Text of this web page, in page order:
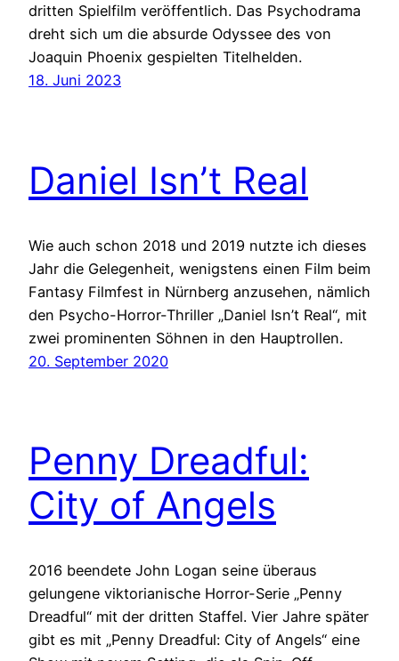
dritten Spielfilm veröffentlich. Das Psychodrama
dreht sich um die absurde Odyssee des von
Joaquin Phoenix gespielten Titelhelden.
18. Juni 2023
Daniel Isn’t Real
Wie auch schon 2018 und 2019 nutzte ich dieses
Jahr die Gelegenheit, wenigstens einen Film beim
Fantasy Filmfest in Nürnberg anzusehen, nämlich
den Psycho-Horror-Thriller „Daniel Isn’t Real“, mit
zwei prominenten Söhnen in den Hauptrollen.
20. September 2020
Penny Dreadful:
City of Angels
2016 beendete John Logan seine überaus
gelungene viktorianische Horror-Serie „Penny
Dreadful“ mit der dritten Staffel. Vier Jahre später
gibt es mit „Penny Dreadful: City of Angels“ eine